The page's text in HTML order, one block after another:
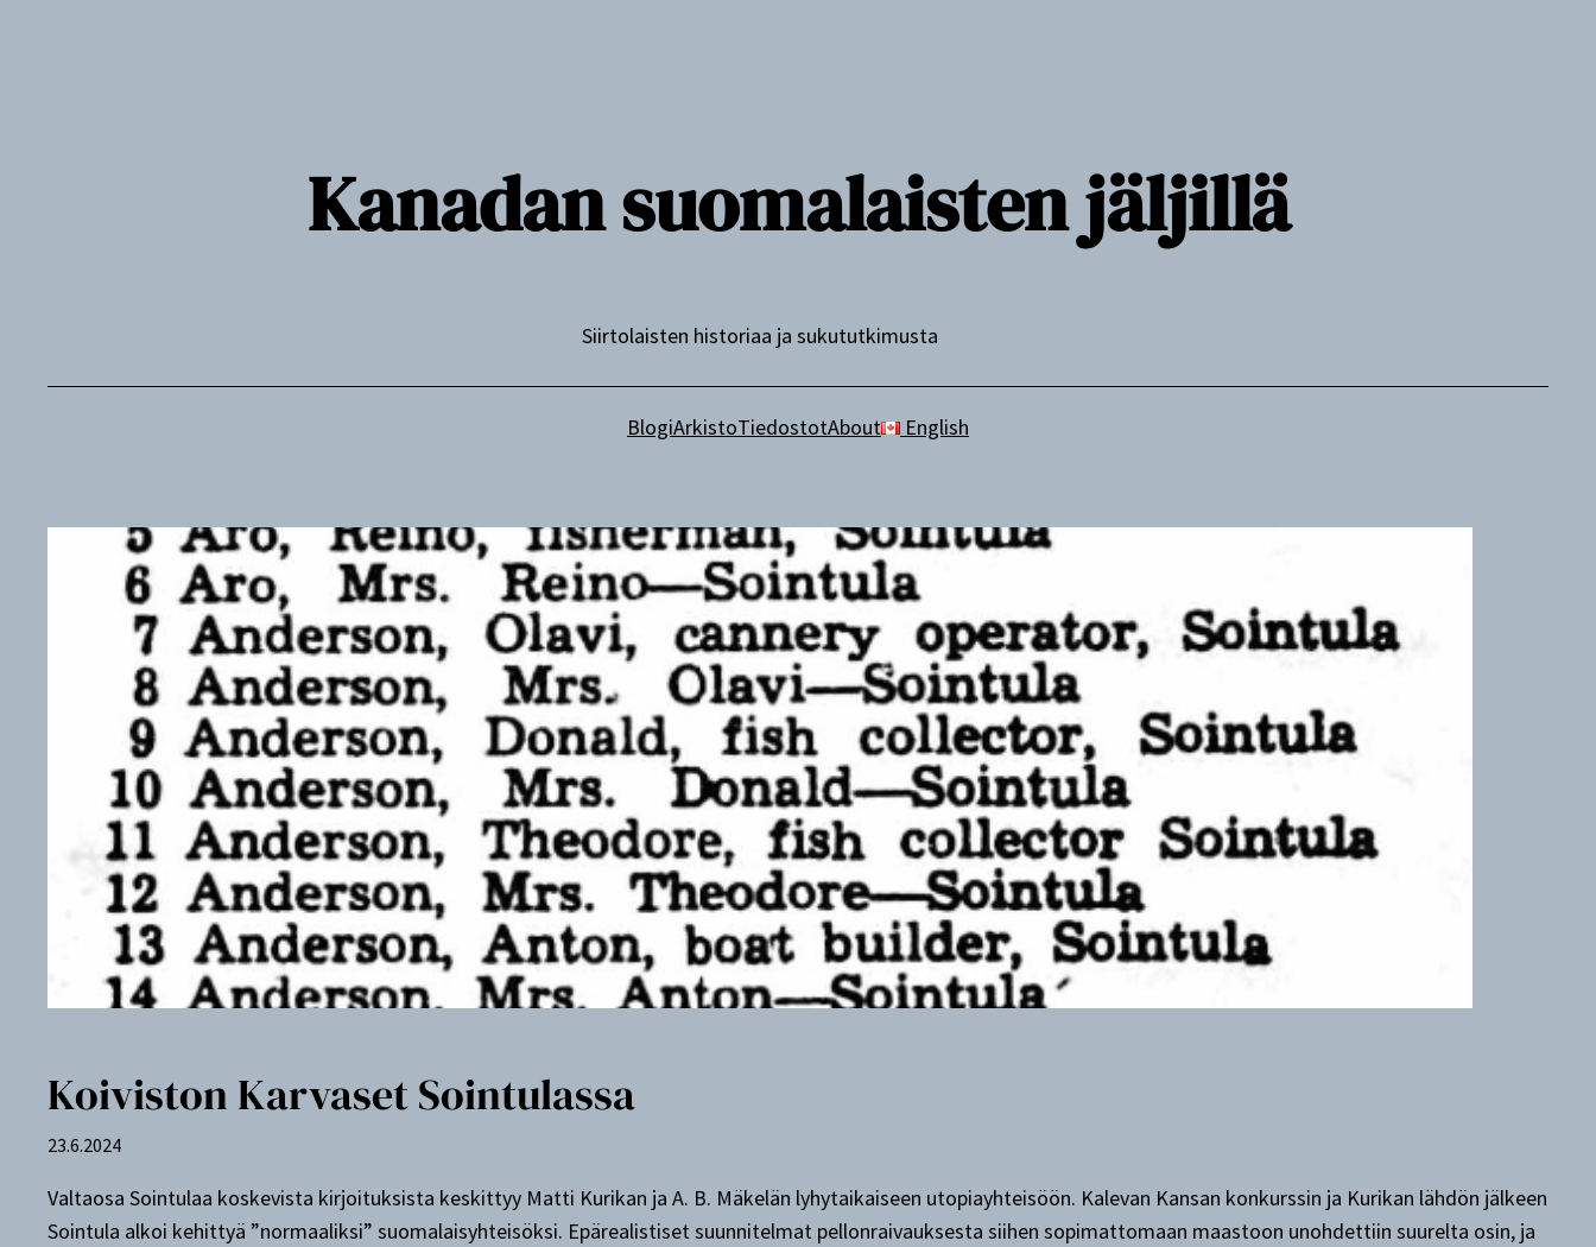
Kanadan suomalaisten jäljillä
Siirtolaisten historiaa ja sukututkimusta
BlogiArkistoTiedostotAbout English
Koiviston Karvaset Sointulassa
23.6.2024
Valtaosa Sointulaa koskevista kirjoituksista keskittyy Matti Kurikan ja A. B. Mäkelän lyhytaikaiseen utopiayhteisöön. Kalevan Kansan konkurssin ja Kurikan lähdön jälkeen
Sointula alkoi kehittyä ”normaaliksi” suomalaisyhteisöksi. Epärealistiset suunnitelmat pellonraivauksesta siihen sopimattomaan maastoon unohdettiin suurelta osin, ja